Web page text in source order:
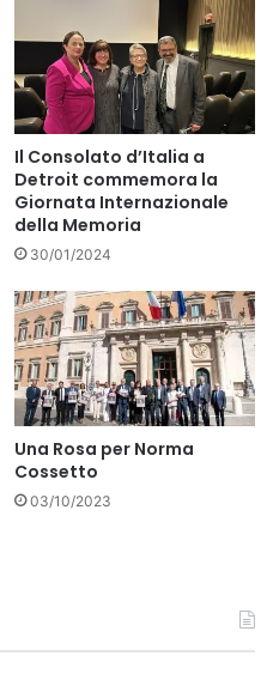
Il Consolato d’Italia a
Detroit commemora la
Giornata Internazionale
della Memoria
30/01/2024
Una Rosa per Norma
Cossetto
03/10/2023